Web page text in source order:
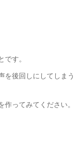
す。
を後回しにしてしまう
ってみてください。